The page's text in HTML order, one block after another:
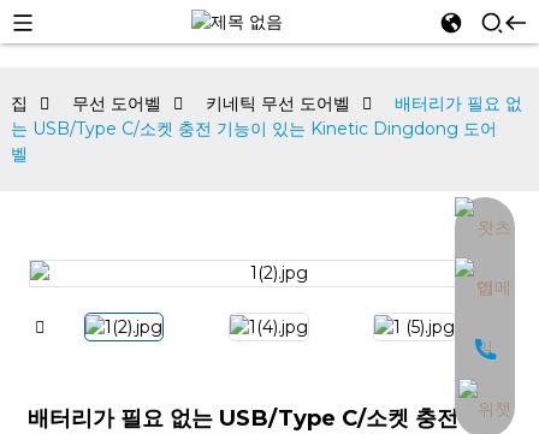
집 무선 도어벨 키네틱 무선 도어벨
배터리가 필요 없
는 USB/Type C/소켓 충전 기능이 있는 Kinetic Dingdong 도어
벨
배터리가 필요 없는 USB/Type C/소켓 충전 기능